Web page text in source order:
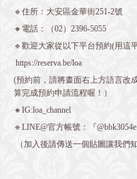
🔹住所：大安區金華街251-2號
🔸電話：（02）2396-5055
🔹歡迎大家從以下平台預約(用這
https://reserva.be/loa
(預約前，請將畫面右上方語言改
算完成預約申請流程喔！）
🔸IG:loa_channel
🔹LINE@官方帳號：『@bbk3054e
（加入後請傳送一個貼圖讓我們